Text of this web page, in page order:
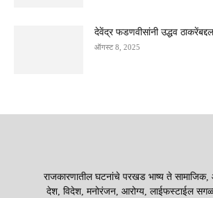
देवेंद्र फडणवीसांनी उद्धव
ऑगस्ट 8, 2025
राजकारणातील घटनांचे परखड भाष्य ते सामाजिक,
देश, विदेश, मनोरंजन, आरोग्य, लाईफस्टाईल